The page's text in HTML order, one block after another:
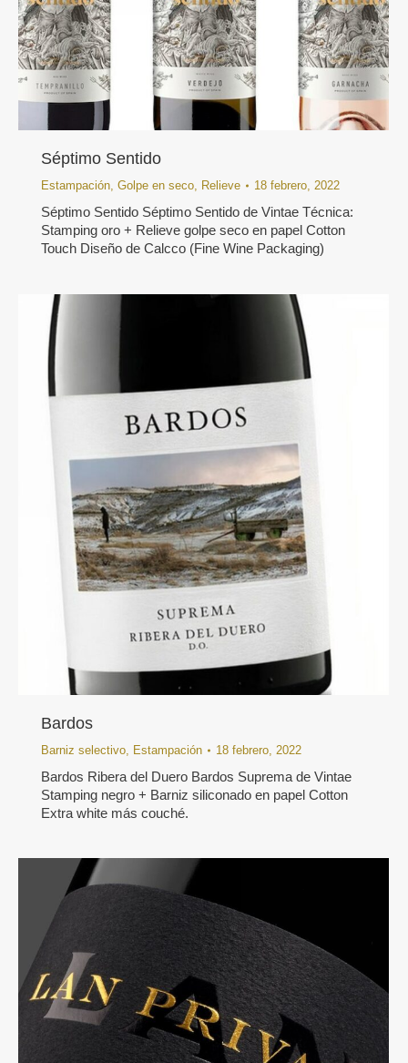
Séptimo Sentido
Estampación Golpe en seco Relieve 18 febrero, 2022
Séptimo Sentido Séptimo Sentido de Vintae Técnica:
Stamping oro + Relieve golpe seco en papel Cotton
Touch Diseño de Calcco (Fine Wine Packaging)
Bardos
Barniz selectivo Estampación 18 febrero, 2022
Bardos Ribera del Duero Bardos Suprema de Vintae
Stamping negro + Barniz siliconado en papel Cotton
Extra white más couché.